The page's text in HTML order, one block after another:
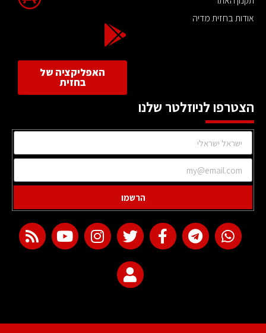
אודות בחזית מדיה
האפליקציה של
בחזית
הצטרפו לניוזלטר שלנו
הרשמו